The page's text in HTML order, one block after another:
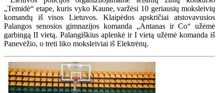
„Temidė“ etape, kuris vyko Kaune, varžėsi 10 geriausių moksleivių
komandų iš visos Lietuvos. Klaipėdos apskričiai atstovavusios
Palangos senosios gimnazijos komanda „Antanas ir Co“ užėmė
garbingą II vietą. Palangiškius aplenkė ir I vietą užėmė komanda iš
Panevėžio, o treti liko moksleiviai iš Elektrėnų.